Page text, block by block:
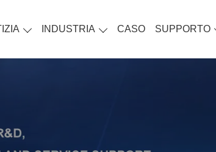
INDUSTRIA CASO SUPPORTO